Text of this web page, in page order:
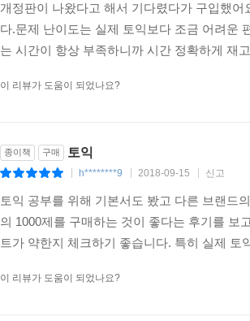
개정판이 나왔다고 해서 기다렸다가 구입했
다.문제 난이도는 실제 토익보다 조금 어려운
는 시간이 항상 부족하니까 시간 정확하게 재
이 리뷰가 도움이 되었나요?
종이책 구매 토익
h********9 2018-09-15 신고
토익 공부를 위해 기본서도 봤고 다른 브랜드
의 1000제를 구매하는 것이 좋다는 후기를 보
트가 약한지 체크하기 좋습니다. 특히 실제
이 리뷰가 도움이 되었나요?